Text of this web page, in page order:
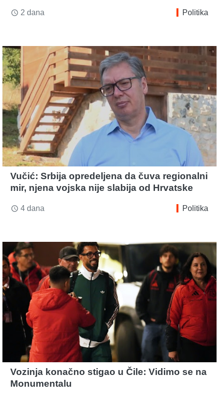
access_time 2 dana Politika
Vučić: Srbija opredeljena da čuva regionalni
mir, njena vojska nije slabija od Hrvatske
access_time 4 dana Politika
Vozinja konačno stigao u Čile: Vidimo se na
Monumentalu